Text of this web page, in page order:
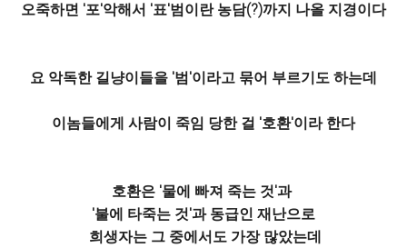
오죽하면 '포'악해서 '표'범이란 농담(?)까지 나올 지경이다
요 악독한 길냥이들을 '범'이라고 묶어 부르기도 하는데
이놈들에게 사람이 죽임 당한 걸 '호환'이라 한다
호환은 '물에 빠져 죽는 것'과
'불에 타죽는 것'과 동급인 재난으로
희생자는 그 중에서도 가장 많았는데